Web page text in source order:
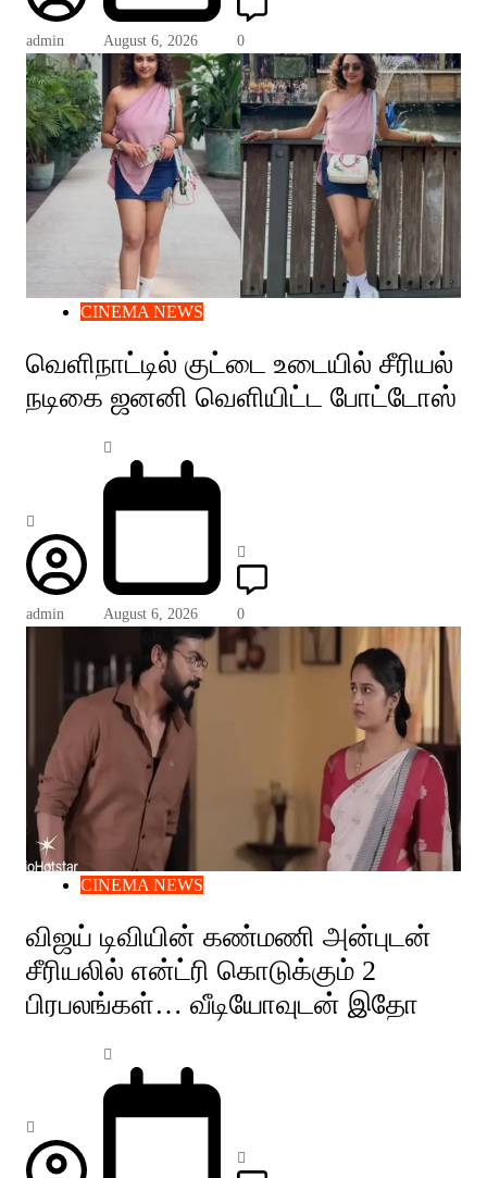
admin August 6, 2026 0
CINEMA NEWS
வெளிநாட்டில் குட்டை உடையில் சீரியல்
நடிகை ஜனனி வெளியிட்ட போட்டோஸ்
admin August 6, 2026 0
CINEMA NEWS
விஜய் டிவியின் கண்மணி அன்புடன்
சீரியலில் என்ட்ரி கொடுக்கும் 2
பிரபலங்கள்… வீடியோவுடன் இதோ